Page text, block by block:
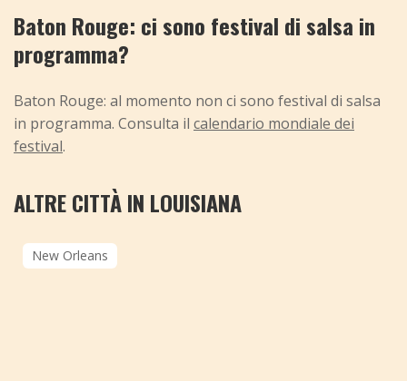
Baton Rouge: ci sono festival di salsa in
programma?
Baton Rouge: al momento non ci sono festival di salsa
in programma. Consulta il calendario mondiale dei
festival.
ALTRE CITTÀ IN LOUISIANA
New Orleans